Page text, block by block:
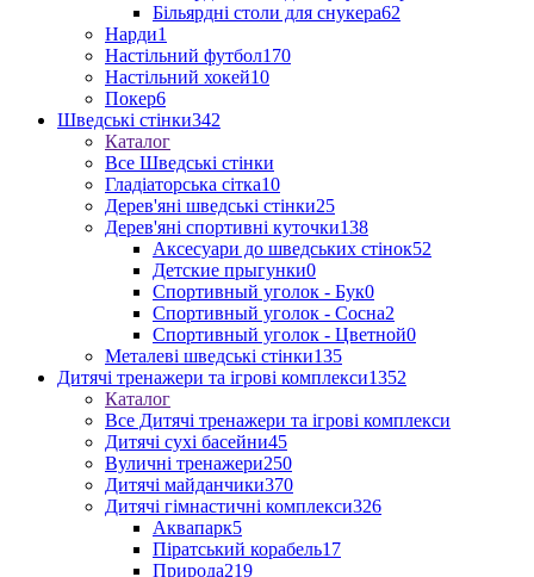
Більярдні столи для снукера62
Нарди1
Настільний футбол170
Настільний хокей10
Покер6
Шведські стінки342
Каталог
Все Шведські стінки
Гладіаторська сітка10
Дерев'яні шведські стінки25
Дерев'яні спортивні куточки138
Аксесуари до шведських стінок52
Детские прыгунки0
Спортивный уголок - Бук0
Спортивный уголок - Сосна2
Спортивный уголок - Цветной0
Металеві шведські стінки135
Дитячі тренажери та ігрові комплекси1352
Каталог
Все Дитячі тренажери та ігрові комплекси
Дитячі сухі басейни45
Вуличні тренажери250
Дитячі майданчики370
Дитячі гімнастичні комплекси326
Аквапарк5
Піратський корабель17
Природа219